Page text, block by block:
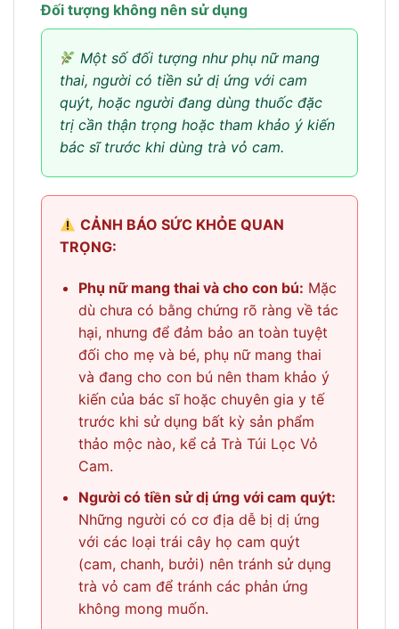
Đối tượng không nên sử dụng
Một số đối tượng như phụ nữ mang
thai, người có tiền sử dị ứng với cam
quýt, hoặc người đang dùng thuốc đặc
trị cần thận trọng hoặc tham khảo ý kiến
bác sĩ trước khi dùng trà vỏ cam.
CẢNH BÁO SỨC KHỎE QUAN
TRỌNG:
Phụ nữ mang thai và cho con bú: Mặc
dù chưa có bằng chứng rõ ràng về tác
hại, nhưng để đảm bảo an toàn tuyệt
đối cho mẹ và bé, phụ nữ mang thai
và đang cho con bú nên tham khảo ý
kiến của bác sĩ hoặc chuyên gia y tế
trước khi sử dụng bất kỳ sản phẩm
thảo mộc nào, kể cả Trà Túi Lọc Vỏ
Cam.
Người có tiền sử dị ứng với cam quýt:
Những người có cơ địa dễ bị dị ứng
với các loại trái cây họ cam quýt
(cam, chanh, bưởi) nên tránh sử dụng
trà vỏ cam để tránh các phản ứng
không mong muốn.